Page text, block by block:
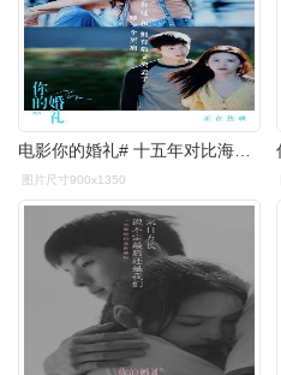
图片尺寸900x1350